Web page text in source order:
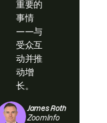
重要的
事情
——与
受众互
动并推
动增
长。
James Roth
ZoomInfo